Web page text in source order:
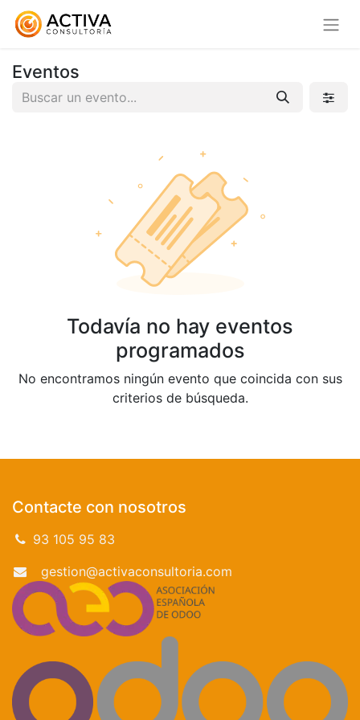
Eventos
Todavía no hay eventos
programados
No encontramos ningún evento que coincida con sus
criterios de búsqueda.
Contacte con nosotros
93 105 95 83
gestion@activaconsultoria.com